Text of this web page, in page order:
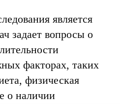
является
задает вопросы о
факторах, таких
физическая
о наличии